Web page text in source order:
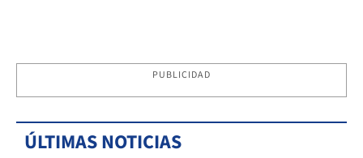
PUBLICIDAD
ÚLTIMAS NOTICIAS